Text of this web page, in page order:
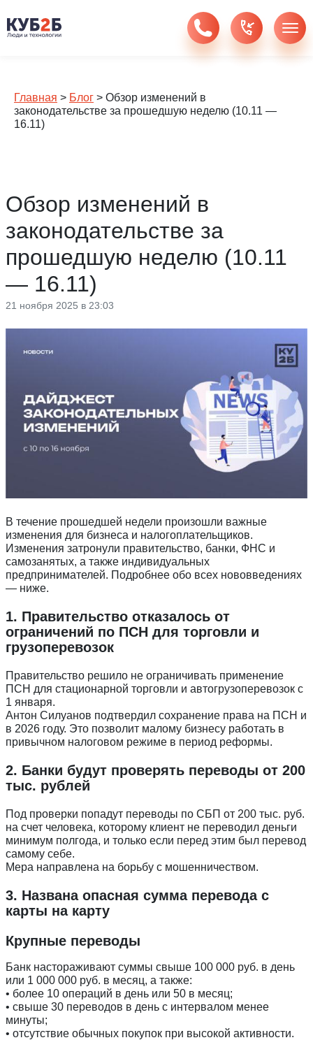
Главная > Блог > Обзор изменений в
законодательстве за прошедшую неделю (10.11 —
16.11)
Обзор изменений в
законодательстве за
прошедшую неделю (10.11
— 16.11)
21 ноября 2025 в 23:03
В течение прошедшей недели произошли важные
изменения для бизнеса и налогоплательщиков.
Изменения затронули правительство, банки, ФНС и
самозанятых, а также индивидуальных
предпринимателей. Подробнее обо всех нововведениях
— ниже.
1. Правительство отказалось от
ограничений по ПСН для торговли и
грузоперевозок
Правительство решило не ограничивать применение
ПСН для стационарной торговли и автогрузоперевозок с
1 января.
Антон Силуанов подтвердил сохранение права на ПСН и
в 2026 году. Это позволит малому бизнесу работать в
привычном налоговом режиме в период реформы.
2. Банки будут проверять переводы от 200
тыс. рублей
Под проверки попадут переводы по СБП от 200 тыс. руб.
на счет человека, которому клиент не переводил деньги
минимум полгода, и только если перед этим был перевод
самому себе.
Мера направлена на борьбу с мошенничеством.
3. Названа опасная сумма перевода с
карты на карту
Крупные переводы
Банк настораживают суммы свыше 100 000 руб. в день
или 1 000 000 руб. в месяц, а также:
• более 10 операций в день или 50 в месяц;
• свыше 30 переводов в день с интервалом менее
минуты;
• отсутствие обычных покупок при высокой активности.